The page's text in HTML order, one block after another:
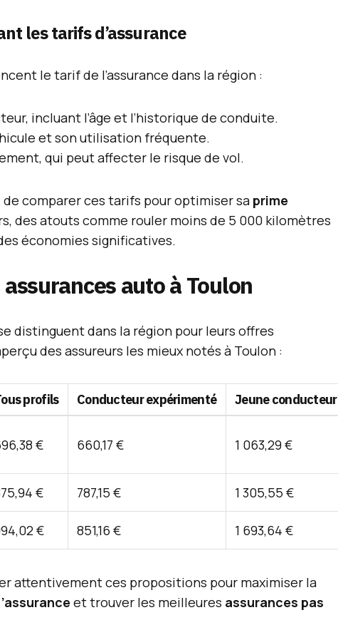
les tarifs d’assurance
le tarif de l’assurance dans la région :
incluant l’âge et l’historique de conduite.
et son utilisation fréquente.
qui peut affecter le risque de vol.
comparer ces tarifs pour optimiser sa prime
des atouts comme rouler moins de 5 000 kilomètres
économies significatives.
auto à Toulon
distinguent dans la région pour leurs offres
des assureurs les mieux notés à Toulon :
profils Conducteur expérimenté Jeune conducteur
€ 660,17 € 1 063,29 €
€ 787,15 € 1 305,55 €
€ 851,16 € 1 693,64 €
attentivement ces propositions pour maximiser la
et trouver les meilleures assurances pas